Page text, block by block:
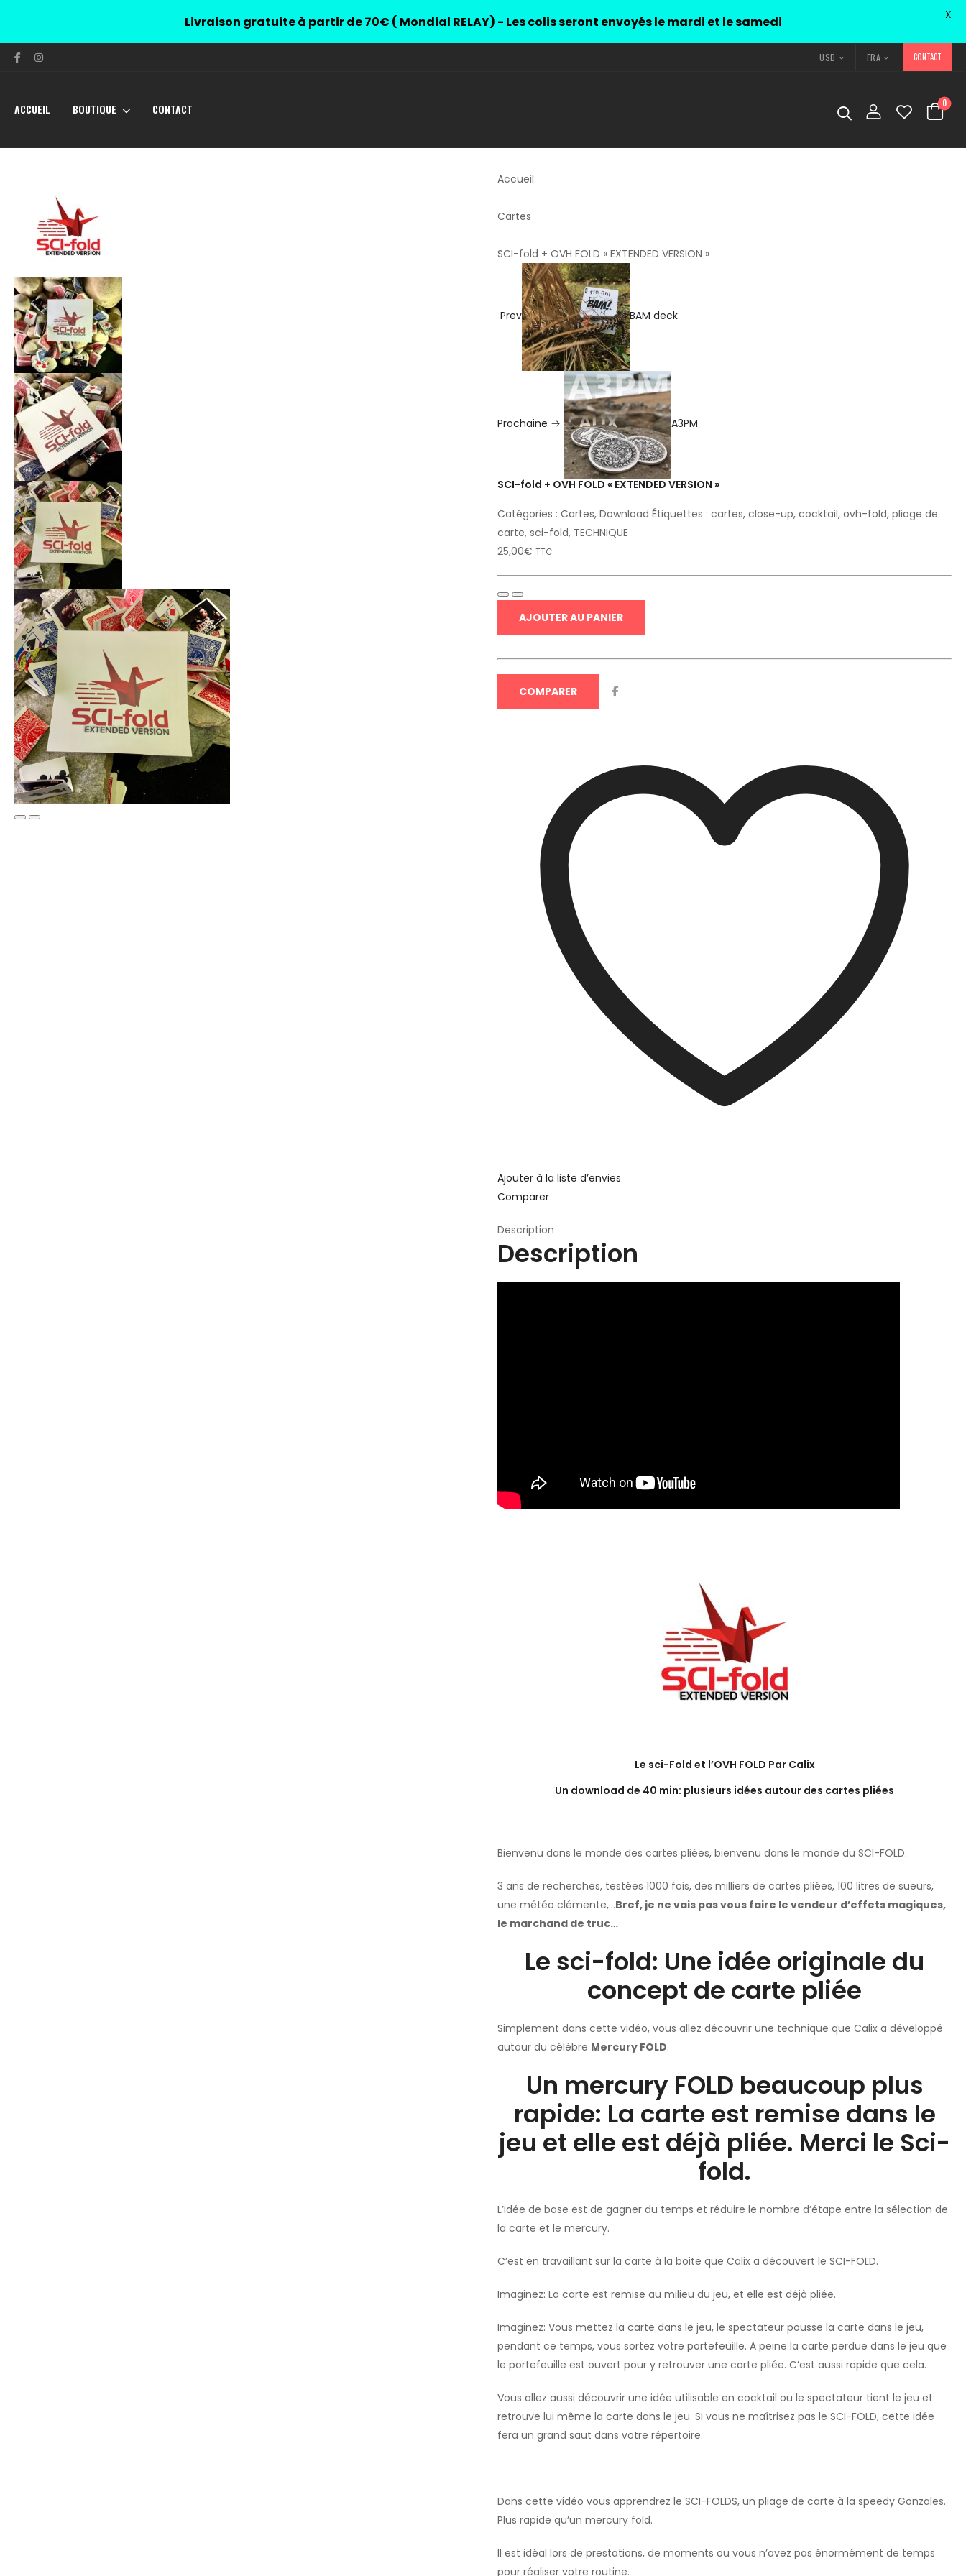
USD FRA CONTACT
ACCUEIL BOUTIQUE CONTACT 0
Accueil
Cartes
SCI-fold + OVH FOLD « EXTENDED VERSION »
Prev BAM deck
Prochaine A3PM
SCI-fold + OVH FOLD « EXTENDED VERSION »
Catégories : Cartes, Download Étiquettes : cartes, close-up, cocktail, ovh-fold, pliage de
carte, sci-fold, TECHNIQUE
25,00€ TTC
AJOUTER AU PANIER
COMPARER
Ajouter à la liste d’envies
Comparer
Description
Description
Le sci-Fold et l’OVH FOLD Par Calix
Un download de 40 min: plusieurs idées autour des cartes pliées
Bienvenu dans le monde des cartes pliées, bienvenu dans le monde du SCI-FOLD.
3 ans de recherches, testées 1000 fois, des milliers de cartes pliées, 100 litres de sueurs,
une météo clémente,…Bref, je ne vais pas vous faire le vendeur d’effets magiques,
le marchand de truc…
Le sci-fold: Une idée originale du
concept de carte pliée
Simplement dans cette vidéo, vous allez découvrir une technique que Calix a développé
autour du célèbre Mercury FOLD.
Un mercury FOLD beaucoup plus
rapide: La carte est remise dans le
jeu et elle est déjà pliée. Merci le Sci-
fold.
L’idée de base est de gagner du temps et réduire le nombre d’étape entre la sélection de
la carte et le mercury.
C’est en travaillant sur la carte à la boite que Calix a découvert le SCI-FOLD.
Imaginez: La carte est remise au milieu du jeu, et elle est déjà pliée.
Imaginez: Vous mettez la carte dans le jeu, le spectateur pousse la carte dans le jeu,
pendant ce temps, vous sortez votre portefeuille. A peine la carte perdue dans le jeu que
le portefeuille est ouvert pour y retrouver une carte pliée. C’est aussi rapide que cela.
Vous allez aussi découvrir une idée utilisable en cocktail ou le spectateur tient le jeu et
retrouve lui même la carte dans le jeu. Si vous ne maîtrisez pas le SCI-FOLD, cette idée
fera un grand saut dans votre répertoire.
Dans cette vidéo vous apprendrez le SCI-FOLDS, un pliage de carte à la speedy Gonzales.
Plus rapide qu’un mercury fold.
Il est idéal lors de prestations, de moments ou vous n’avez pas énormément de temps
pour réaliser votre routine.
Livraison gratuite à partir de 70€ ( Mondial RELAY) - Les colis seront envoyés le mardi et le samedi X